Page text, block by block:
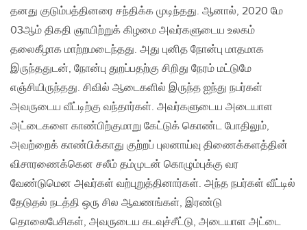
தனது குடும்பத்தினரை சந்திக்க முடிந்தது. ஆனால், 2020 மே
03ஆம் திகதி ஞாயிற்றுக் கிழமை அவர்களுடைய உலகம்
தலைகீழாக மாற்றமடைந்தது. அது புனித நோன்பு மாதமாக
இருந்ததுடன், நோன்பு துறப்பதற்கு சிறிது நேரம் மட்டுமே
எஞ்சியிருந்தது. சிவில் ஆடைகளில் இருந்த ஐந்து நபர்கள்
அவருடைய வீட்டிற்கு வந்தார்கள். அவர்களுடைய அடையாள
அட்டைகளை காண்பிற்குமாறு கேட்டுக் கொண்ட போதிலும்,
அவற்றைக் காண்பிக்காது குற்றப் புலனாய்வு திணைக்களத்தின்
விசாரணைக்கென சலீம் தம்முடன் கொழும்புக்கு வர
வேண்டுமென அவர்கள் வற்புறுத்தினார்கள். அந்த நபர்கள் வீட்டில்
தேடுதல் நடத்தி ஒரு சில ஆவணங்கள், இரண்டு
தொலைபேசிகள், அவருடைய கடவுச்சீட்டு, அடையாள அட்டை